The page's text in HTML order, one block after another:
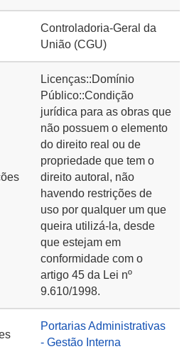
Controladoria-Geral da
União (CGU)
Licenças::Domínio
Público::Condição
jurídica para as obras que
não possuem o elemento
do direito real ou de
propriedade que tem o
direito autoral, não
havendo restrições de
uso por qualquer um que
queira utilizá-la, desde
que estejam em
conformidade com o
artigo 45 da Lei nº
9.610/1998.
Portarias Administrativas
- Gestão Interna